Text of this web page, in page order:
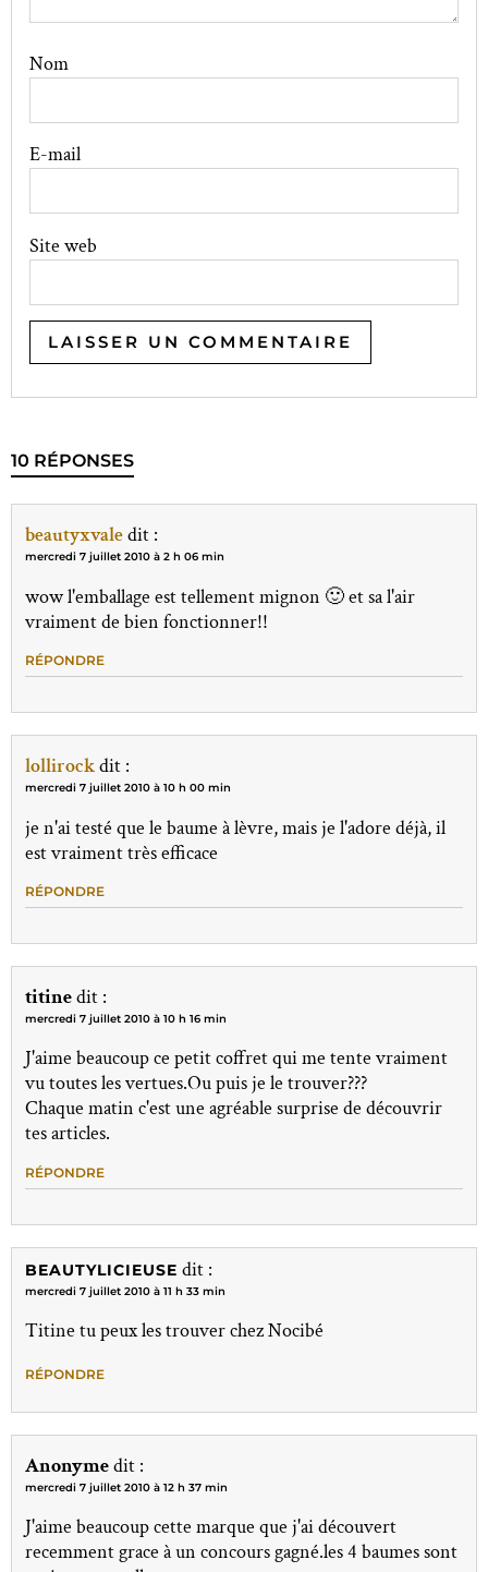
Nom
E-mail
Site web
10 RÉPONSES
beautyxvaledit :
mercredi 7 juillet 2010 à 2 h 06 min
wow l'emballage est tellement mignon 🙂 et sa l'air
vraiment de bien fonctionner!!
RÉPONDRE
lollirockdit :
mercredi 7 juillet 2010 à 10 h 00 min
je n'ai testé que le baume à lèvre, mais je l'adore déjà, il
est vraiment très efficace
RÉPONDRE
titinedit :
mercredi 7 juillet 2010 à 10 h 16 min
J'aime beaucoup ce petit coffret qui me tente vraiment
vu toutes les vertues.Ou puis je le trouver???
Chaque matin c'est une agréable surprise de découvrir
tes articles.
RÉPONDRE
BEAUTYLICIEUSE dit :
mercredi 7 juillet 2010 à 11 h 33 min
Titine tu peux les trouver chez Nocibé
RÉPONDRE
Anonymedit :
mercredi 7 juillet 2010 à 12 h 37 min
J'aime beaucoup cette marque que j'ai découvert
recemment grace à un concours gagné.les 4 baumes sont